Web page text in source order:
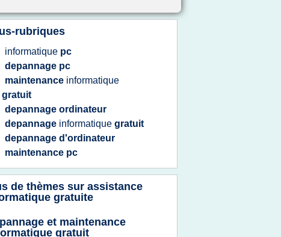
rubriques
informatique pc
depannage pc
maintenance informatique
gratuit
depannage ordinateur
depannage informatique gratuit
depannage d'ordinateur
maintenance pc
de thèmes sur assistance
gratuite
et maintenance
gratuit